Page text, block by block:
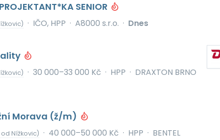
SENIOR
· IČO, HPP · A8000 s.r.o. · Dnes
· 30 000–33 000 Kč · HPP · DRAXTON BRNO
Morava (ž/m)
od Nížkovic) · 40 000–50 000 Kč · HPP · BENTEL